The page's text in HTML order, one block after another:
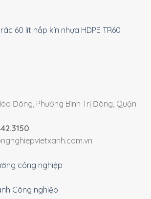
60 lít nắp kín nhựa HDPE TR60
Đông, Phường Bình Trị Đông, Quận
công nghiệp
Công nghiệp